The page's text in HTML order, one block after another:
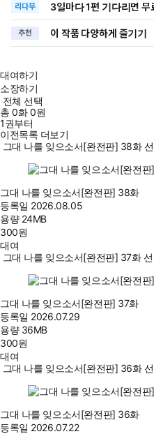
리다무 3일마다1편 기다리면 무
추천 이 작품 다양하게 즐기기
대여하기
소장하기
전체 선택
총0화0원
1권부터
이전목록 더보기
그대 나를 잊으소서[완전판] 38화
그대 나를 잊으소서[완전판] 38화
등록일 2026.08.05
용량 24MB
300원
대여
그대 나를 잊으소서[완전판] 37화
그대 나를 잊으소서[완전판] 37화
등록일 2026.07.29
용량 36MB
300원
대여
그대 나를 잊으소서[완전판] 36화
그대 나를 잊으소서[완전판] 36화
등록일 2026.07.22